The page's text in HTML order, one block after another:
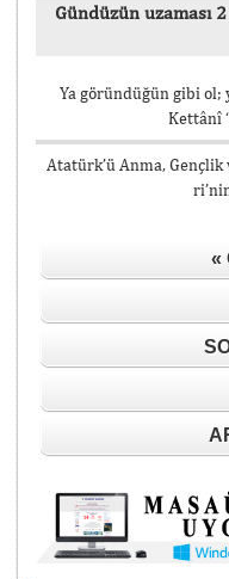
Gündüzün uzaması
Ya göründüğün gibi
Kettânî
Atatürk’ü Anma,
«